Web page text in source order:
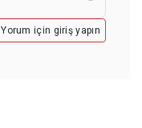
Yorum için giriş yapın